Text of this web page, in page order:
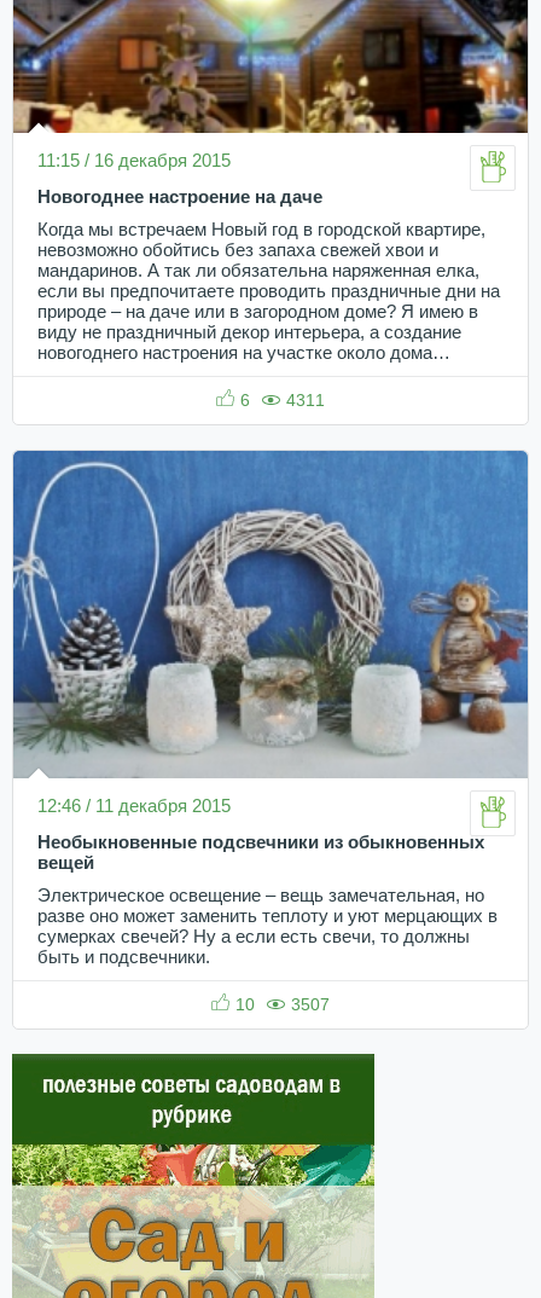
11:15 / 16 декабря 2015
Новогоднее настроение на даче
Когда мы встречаем Новый год в городской квартире,
невозможно обойтись без запаха свежей хвои и
мандаринов. А так ли обязательна наряженная елка,
если вы предпочитаете проводить праздничные дни на
природе – на даче или в загородном доме? Я имею в
виду не праздничный декор интерьера, а создание
новогоднего настроения на участке около дома…
6 4311
12:46 / 11 декабря 2015
Необыкновенные подсвечники из обыкновенных
вещей
Электрическое освещение – вещь замечательная, но
разве оно может заменить теплоту и уют мерцающих в
сумерках свечей? Ну а если есть свечи, то должны
быть и подсвечники.
10 3507